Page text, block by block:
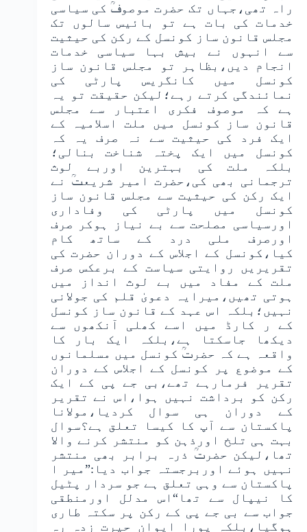
راہ تھی،جہاں تک حضرت موصوفؒ کی سیاسی
خدمات کی بات ہے تو بائیس سالوں تک
مجلس قانون ساز کونسل کے رکن کی حیثیت
سے انہوں نے بیش بہا سیاسی خدمات
انجام دیں،بظاہر تو مجلس قانون ساز
کونسل میں کانگریس پارٹی کی
نمائندگی کرتے رہے؛لیکن حقیقت تو یہ
ہے کہ موصوف فکری اعتبار سے مجلس
قانون ساز کونسل میں ملت اسلامیہ کے
ایک فرد کی حیثیت سے نہ صرف یہ کہ
کونسل میں ایک پختہ شناخت بنالی؛
بلکہ ملت کی بہترین اوربے لوث
ترجمانی بھی کی،حضرت امیر شریعتؒ نے
ایک رکن کی حیثیت سے مجلس قانون ساز
کونسل میں پارٹی کی وفاداری
اورسیاسی مصلحت سے بے نیاز ہوکر صرف
اورصرف ملی درد کے ساتھ کام
کیا،کونسل کے اجلاس کے دوران حضرت کی
تقریریں روایتی سیاست کے برعکس صرف
ملت کے مفاد میں بے لوث انداز میں
ہوتی تھیں،میرایہ دعویٰ قلم کی جولانی
نہیں؛بلکہ اس عہد کے قانون ساز کونسل
کے ر کارڈ میں اسے کھلی آنکھوں سے
دیکھا جاسکتا ہے،بلکہ ایک بار کا
واقعہ ہے کہ حضرتؒ کونسل میں مسلمانوں
کے موضوع پر کونسل کے اجلاس کے دوران
تقریر فرمارہے تھے،بی جے پی کے ایک
رکن کو برداشت نہیں ہوا،اس نے تقریر
کے دوران ہی سوال کردیا،مولانا
پاکستان سے آپ کا کیسا تعلق ہے؟سوال
بہت ہی تلخ اورذہن کو منتشر کرنے والا
تھا،لیکن حضرتؒ ذرہ برابر بھی منتشر
نہیں ہوئے اوربرجستہ جواب دیا:”میر ا
پاکستان سے وہی تعلق ہے جو سردار پٹیل
کا نیپال سے تھا“اس مدلل اورمنطقی
جواب سے بی جے پی کے رکن پر سکتہ طاری
ہوگیا،بلکہ پورا ایوان حیرت زدہ رہ